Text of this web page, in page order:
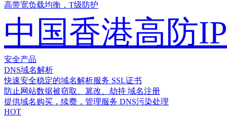
高带宽负载均衡，T级防护
中国香港高防IP
安全产品
DNS域名解析
快速安全稳定的域名解析服务 SSL证书
防止网站数据被窃取、篡改、劫持 域名注册
提供域名购买，续费，管理服务 DNS污染处理
HOT